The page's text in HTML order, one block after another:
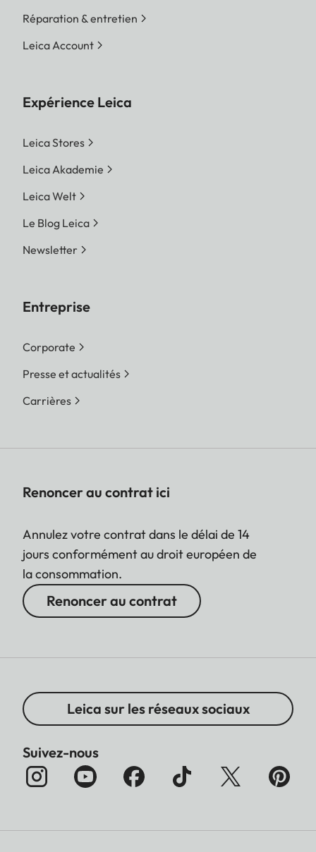
Réparation & entretien
Leica Account
Expérience Leica
Leica Stores
Leica Akademie
Leica Welt
Le Blog Leica
Newsletter
Entreprise
Corporate
Presse et actualités
Carrières
Renoncer au contrat ici
Annulez votre contrat dans le délai de 14
jours conformément au droit européen de
la consommation.
Renoncer au contrat
Leica sur les réseaux sociaux
Suivez-nous